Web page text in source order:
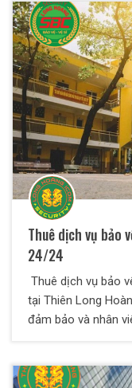
vụ san sẻ bớt khó
đề an ninh cho
Thuê dịch vụ bảo
24/24
Thuê dịch vụ bảo
tại Thiên Long
đảm bảo và nhân